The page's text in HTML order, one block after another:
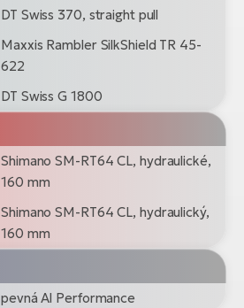
DT Swiss 370, straight pull
Maxxis Rambler SilkShield TR 45-
622
DT Swiss G 1800
Shimano SM-RT64 CL, hydraulické,
160 mm
Shimano SM-RT64 CL, hydraulický,
160 mm
pevná Al Performance